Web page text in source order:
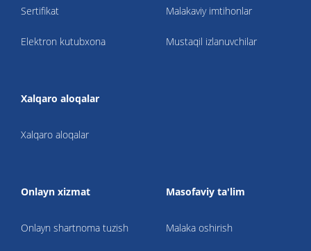
Sertifikat
Elektron kutubxona
Malakaviy imtihonlar
Mustaqil izlanuvchilar
Xalqaro aloqalar
Xalqaro aloqalar
Onlayn xizmat
Onlayn shartnoma tuzish
Masofaviy ta'lim
Malaka oshirish